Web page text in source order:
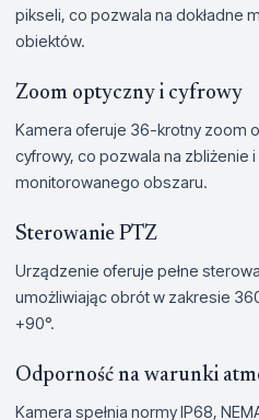
pikseli, co pozwala na dokładne
obiektów.
Zoom optyczny i cyfrowy
Kamera oferuje 36-krotny zoom
cyfrowy, co pozwala na zbliżenie
monitorowanego obszaru.
Sterowanie PTZ
Urządzenie oferuje pełne
umożliwiając obrót w zakresie
+90°.
Odporność na warunki
Kamera spełnia normy IP68,